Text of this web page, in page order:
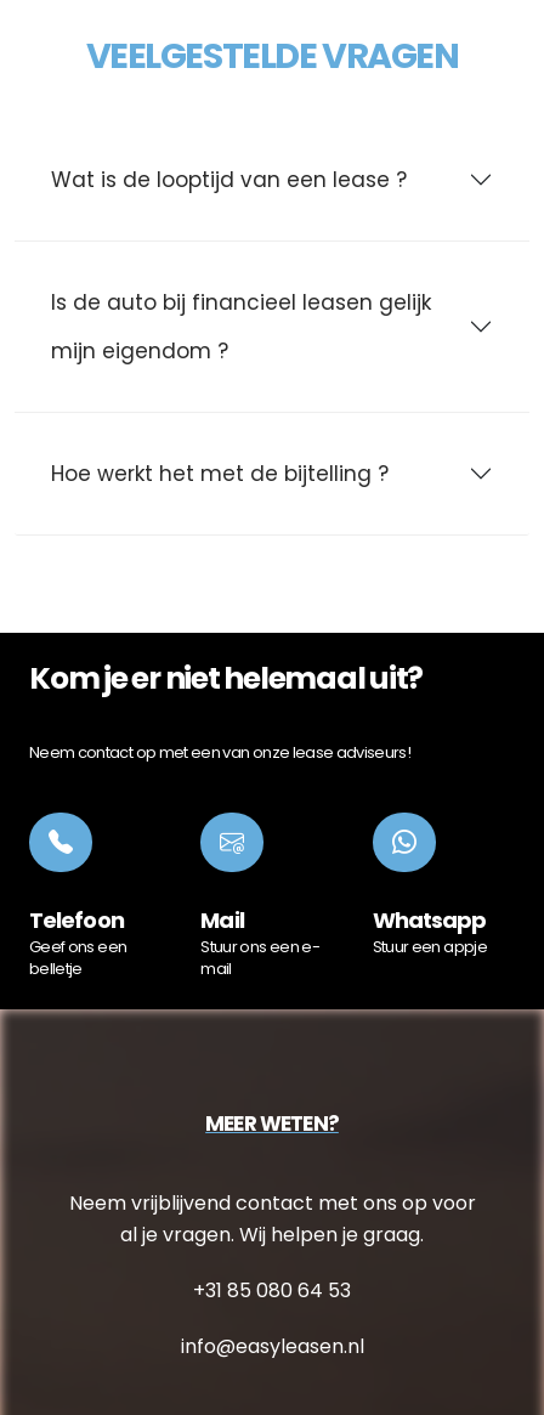
VEELGESTELDE VRAGEN
Wat is de looptijd van een lease ?
Is de auto bij financieel leasen gelijk
mijn eigendom ?
Hoe werkt het met de bijtelling ?
Kom je er niet helemaal uit?
Neem contact op met een van onze lease adviseurs!
Telefoon
Geef ons een
belletje
Mail
Stuur ons een e-
mail
Whatsapp
Stuur een appje
MEER WETEN?
Neem vrijblijvend contact met ons op voor
al je vragen. Wij helpen je graag.
+31 85 080 64 53
info@easyleasen.nl